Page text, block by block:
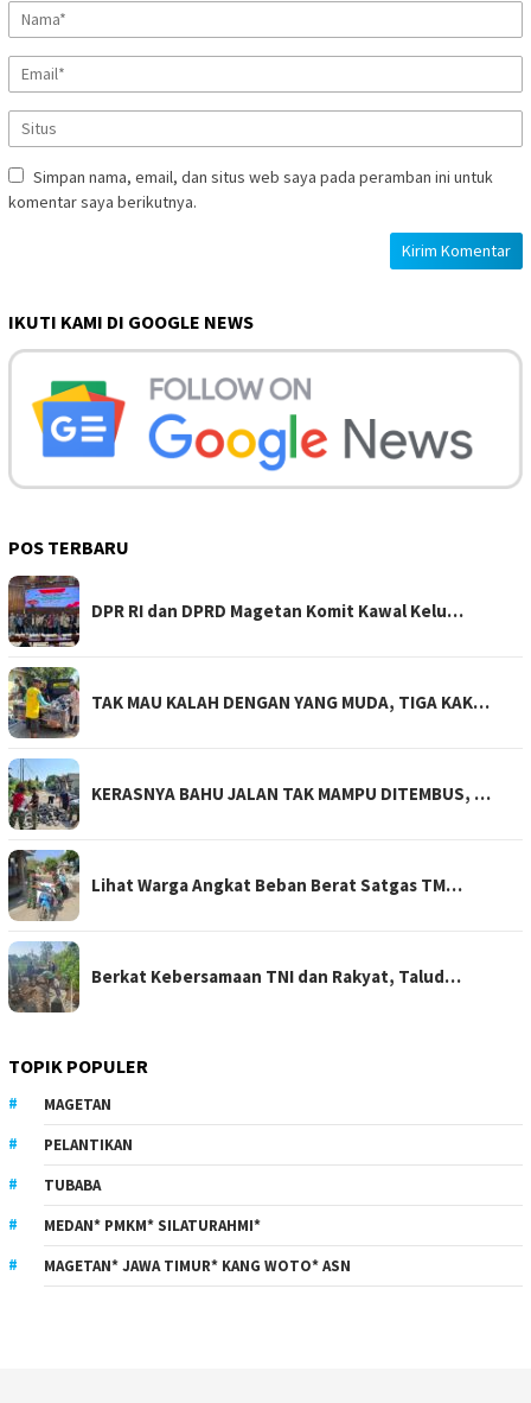
Simpan nama, email, dan situs web saya pada peramban ini untuk
komentar saya berikutnya.
IKUTI KAMI DI GOOGLE NEWS
POS TERBARU
DPR RI dan DPRD Magetan Komit Kawal Kelu…
TAK MAU KALAH DENGAN YANG MUDA, TIGA KAK…
KERASNYA BAHU JALAN TAK MAMPU DITEMBUS, …
Lihat Warga Angkat Beban Berat Satgas TM…
Berkat Kebersamaan TNI dan Rakyat, Talud…
TOPIK POPULER
MAGETAN
PELANTIKAN
TUBABA
MEDAN* PMKM* SILATURAHMI*
MAGETAN* JAWA TIMUR* KANG WOTO* ASN